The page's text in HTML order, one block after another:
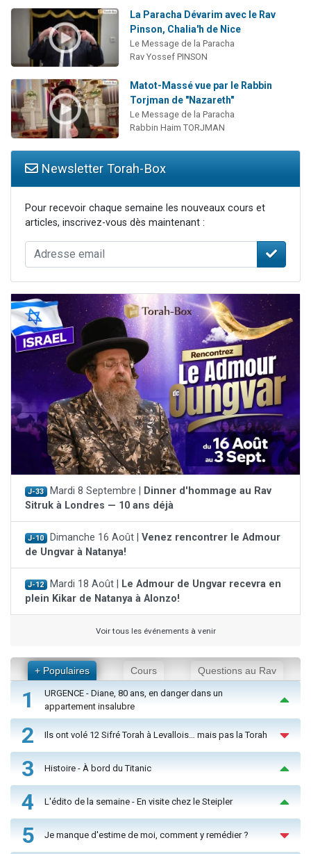
La Paracha Dévarim avec le Rav
Pinson, Chalia'h de Nice
Le Message de la Paracha
Rav Yossef PINSON
Matot-Massé vue par le Rabbin
Torjman de "Nazareth"
Le Message de la Paracha
Rabbin Haim TORJMAN
Newsletter Torah-Box
Pour recevoir chaque semaine les nouveaux cours et
articles, inscrivez-vous dès maintenant :
J-33 Mardi 8 Septembre |
Dinner d'hommage au Rav
Sitruk à Londres — 10 ans déjà
J-10 Dimanche 16 Août | Venez rencontrer le Admour
de Ungvar à Natanya!
J-12 Mardi 18 Août |
Le Admour de Ungvar recevra en
plein Kikar de Natanya à Alonzo!
Voir tous les événements à venir
+ Populaires Cours Questions au Rav
1
URGENCE - Diane, 80 ans, en danger dans un
appartement insalubre
2 Ils ont volé 12 Sifré Torah à Levallois… mais pas la Torah
3 Histoire - À bord du Titanic
4 L'édito de la semaine - En visite chez le Steipler
5 Je manque d'estime de moi, comment y remédier ?